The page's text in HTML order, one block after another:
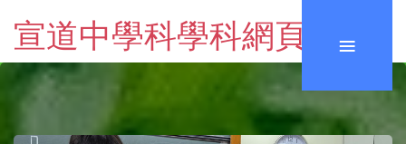
宣道中學科學科網頁